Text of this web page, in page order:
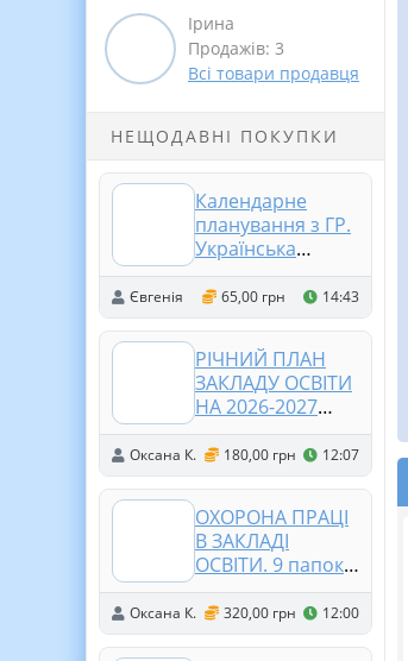
Ірина
Продажів: 3
Всі товари продавця
НЕЩОДАВНІ ПОКУПКИ
Календарне
планування з ГР.
Українська
література. 9 клас
НУШ.
Заболотний В. В.
та ін. (70 год / 2
год на тиждень)
Євгенія 65,00 грн 14:43
РІЧНИЙ ПЛАН
ЗАКЛАДУ ОСВІТИ
НА 2026-2027
НАВЧАЛЬНИЙ РІК
(АНАЛІЗ ТА ПЛАН
РОЗРОБЛЕНО ЗА
ВСЗЯО (342
сторінки, в док.
Word, легко
редагувати
Оксана К. 180,00 грн 12:07
ОХОРОНА ПРАЦІ
В ЗАКЛАДІ
ОСВІТИ. 9 папок:
НАКАЗИ.
ІНСТРУКЦІЇ з ОП.
ПОЛОЖЕННЯ.
Оксана К. 320,00 грн 12:00